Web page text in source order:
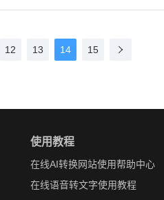
12 13 14 15
使用教程
在线AI转换网站使用帮助中心
在线语音转文字使用教程